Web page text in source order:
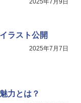
2025年7月9日
ラスト公開
2025年7月7日
力とは？